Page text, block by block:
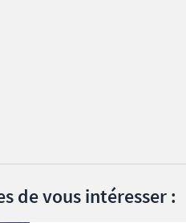
de vous intéresser :